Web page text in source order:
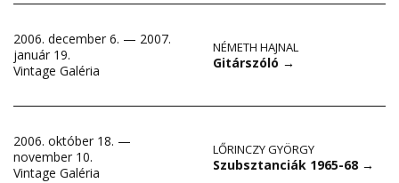
2006. december 6. — 2007.
január 19.
Vintage Galéria
NÉMETH HAJNAL
Gitárszóló →
2006. október 18. —
november 10.
Vintage Galéria
LŐRINCZY GYÖRGY
Szubsztanciák 1965-68 →